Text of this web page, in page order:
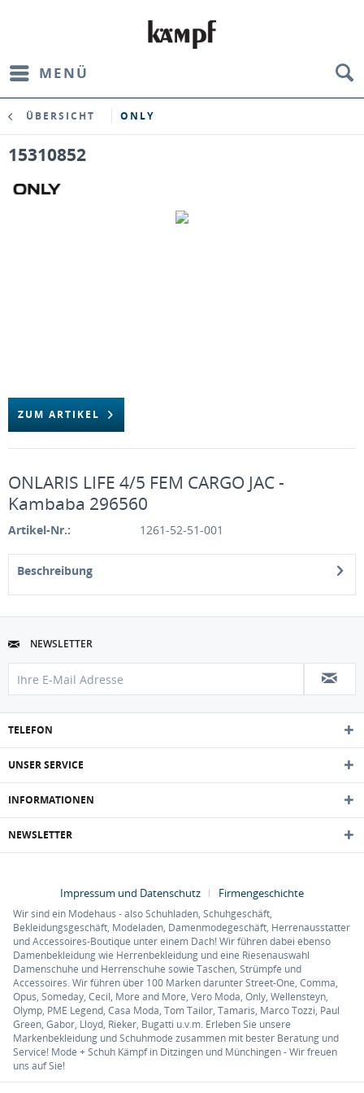
MENÜ
ÜBERSICHT ONLY
15310852
ZUM ARTIKEL
ONLARIS LIFE 4/5 FEM CARGO JAC -
Kambaba 296560
Artikel-Nr.: 1261-52-51-001
Beschreibung
NEWSLETTER
TELEFON
UNSER SERVICE
INFORMATIONEN
NEWSLETTER
Impressum und Datenschutz Firmengeschichte
Wir sind ein Modehaus - also Schuhladen, Schuhgeschäft,
Bekleidungsgeschäft, Modeladen, Damenmodegeschäft, Herrenausstatter
und Accessoires-Boutique unter einem Dach! Wir führen dabei ebenso
Damenbekleidung wie Herrenbekleidung und eine Riesenauswahl
Damenschuhe und Herrenschuhe sowie Taschen, Strümpfe und
Accessoires. Wir führen über 100 Marken darunter Street-One, Comma,
Opus, Someday, Cecil, More and More, Vero Moda, Only, Wellensteyn,
Olymp, PME Legend, Casa Moda, Tom Tailor, Tamaris, Marco Tozzi, Paul
Green, Gabor, Lloyd, Rieker, Bugatti u.v.m. Erleben Sie unsere
Markenbekleidung und Schuhmode zusammen mit bester Beratung und
Service! Mode + Schuh Kämpf in Ditzingen und Münchingen - Wir freuen
uns auf Sie!